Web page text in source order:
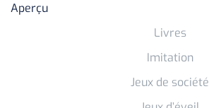
Aperçu
Livres
Imitation
Jeux de société